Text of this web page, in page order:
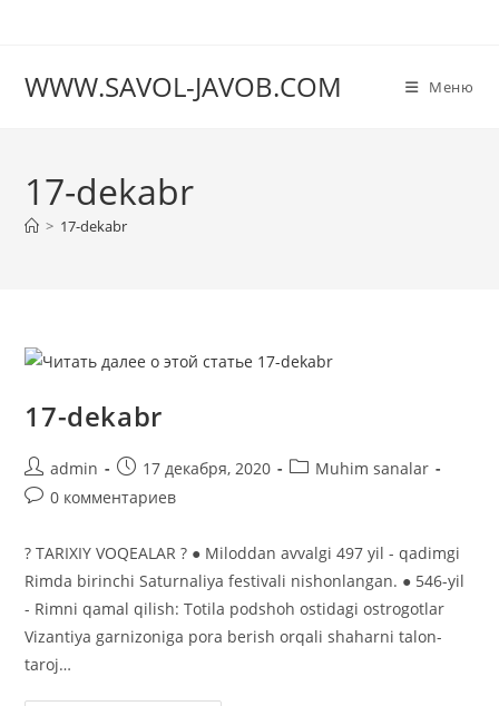
WWW.SAVOL-JAVOB.COM Меню
17-dekabr
> 17-dekabr
17-dekabr
Автор
записи:
admin
Запись
опубликована:
17 декабря, 2020
Рубрика
Muhim sanalar
Комментарии
0 комментариев
? TARIXIY VOQEALAR ? ● Miloddan avvalgi 497 yil - qadimgi
Rimda birinchi Saturnaliya festivali nishonlangan. ● 546-yil
- Rimni qamal qilish: Totila podshoh ostidagi ostrogotlar
Vizantiya garnizoniga pora berish orqali shaharni talon-
taroj…